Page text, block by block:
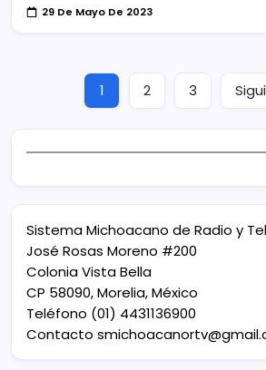
29 De Mayo De 2023
1 2 3
Sistema Michoacano de Radio y
José Rosas Moreno #200
Colonia Vista Bella
CP 58090, Morelia, México
Teléfono (01) 4431136900
Contacto